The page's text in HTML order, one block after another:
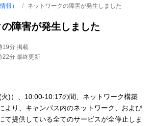
報） ネットワークの障害が発生しました
障害が発生しました
19分 掲載
22分 最終更新
)）、10:00-10:17の間、ネットワーク構築
より、キャンパス内のネットワーク、および
て提供している全てのサービスが全停止しま